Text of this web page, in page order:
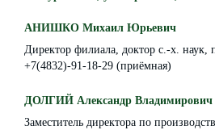
АНИШКО Михаил Юрьевич
Директор филиала, доктор с.-х. наук,
+7(4832)-91-18-29 (приёмная)
ДОЛГИЙ Александр Владимирович
Заместитель директора по